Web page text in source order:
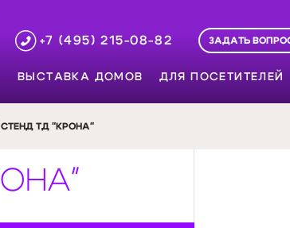
+7 (495) 215-08-82
ЗАДАТЬ
ВЫСТАВКА ДОМОВ ДЛЯ ПОСЕТИТЕЛЕЙ
ТД "КРОНА"